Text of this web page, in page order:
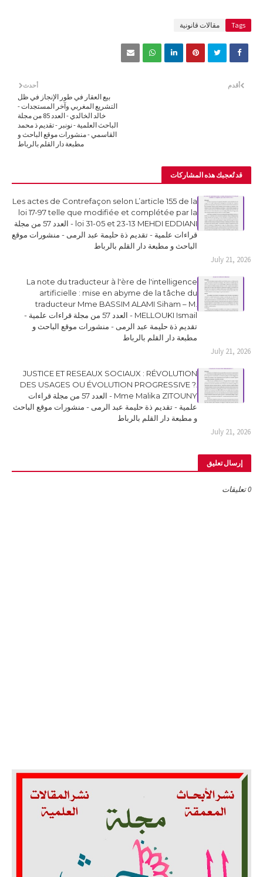
Tags مقالات قانونية
أحدث
بيع العقار في طور الإنجاز في ظل
التشريع المغربي وآخر المستجدات -
خالد الخالدي - العدد 85 من مجلة
الباحث العلمية - نونبر - تقديم ذ محمد
القاسمي - منشورات موقع الباحث و
مطبعة دار القلم بالرباط
أقدم
قد تُعجبك هذه المشاركات
Les actes de Contrefaçon selon L’article 155 de la
loi 17-97 telle que modifiée et complétée par la
loi 31-05 et 23-13 MEHDI EDDIANI - العدد 57 من مجلة
قراءات علمية - تقديم ذة حليمة عبد الرمى - منشورات موقع
الباحث و مطبعة دار القلم بالرباط
July 21, 2026
La note du traducteur à l'ère de l'intelligence
artificielle : mise en abyme de la tâche du
traducteur Mme BASSIM ALAMI Siham – M.
MELLOUKI Ismail - العدد 57 من مجلة قراءات علمية -
تقديم ذة حليمة عبد الرمى - منشورات موقع الباحث و
مطبعة دار القلم بالرباط
July 21, 2026
JUSTICE ET RESEAUX SOCIAUX : RÉVOLUTION
DES USAGES OU ÉVOLUTION PROGRESSIVE ?.
Mme Malika ZITOUNY - العدد 57 من مجلة قراءات
علمية - تقديم ذة حليمة عبد الرمى - منشورات موقع الباحث
و مطبعة دار القلم بالرباط
July 21, 2026
إرسال تعليق
0 تعليقات